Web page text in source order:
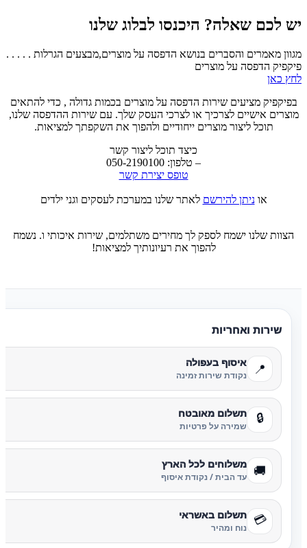
יש לכם שאלה? היכנסו לבלוג שלנו
מגוון מאמרים והסברים בנושא הדפסה על מוצרים,מבצעים הגרלות . . . . .
פיקפיק הדפסה על מוצרים
לחץ כאן
בפיקפיק מציעים שירות הדפסה על מוצרים בכמות גדולה , כדי להתאים
מוצרים אישיים לצרכיך או לצרכי העסק שלך. עם שירות ההדפסה שלנו,
תוכל ליצור מוצרים ייחודיים ולהפוך את השקפתך למציאות.
כיצד תוכל ליצור קשר
– טלפון: 050-2190100
טופס יצירת קשר
אוניתן להירשם לאתר שלנו במערכת לעסקים וגני ילדים
הצוות שלנו ישמח לספק לך מחירים משתלמים, שירות איכותי ו. נשמח
להפוך את רעיונותיך למציאות!
שירות ואחריות
📍 איסוף בעפולה
נקודת שירות זמינה
🔒 תשלום מאובטח
שמירה על פרטיות
🚚 משלוחים לכל הארץ
עד הבית / נקודת איסוף
💳 תשלום באשראי
נוח ומהיר